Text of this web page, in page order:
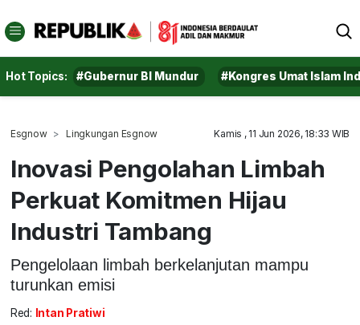
Hot Topics: #Gubernur BI Mundur #Kongres Umat Islam
Esgnow Lingkungan Esgnow Kamis , 11 Jun 2026, 18:33 WIB
Inovasi Pengolahan Limbah
Perkuat Komitmen Hijau
Industri Tambang
Pengelolaan limbah berkelanjutan mampu
turunkan emisi
Red: Intan Pratiwi